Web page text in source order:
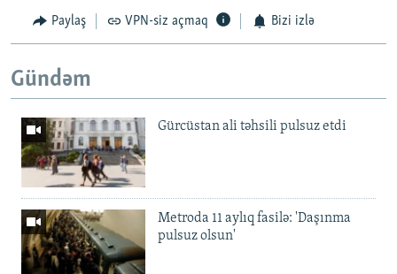
Paylaş VPN-siz açmaq Bizi izlə
Gündəm
Gürcüstan ali təhsili pulsuz etdi
Metroda 11 aylıq fasilə: 'Daşınma
pulsuz olsun'